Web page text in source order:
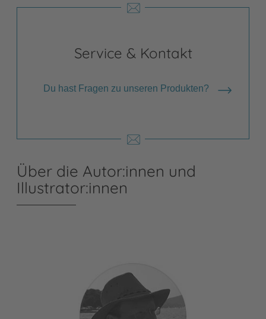
Service & Kontakt
Du hast Fragen zu unseren Produkten?
Über die Autor:innen und
Illustrator:innen